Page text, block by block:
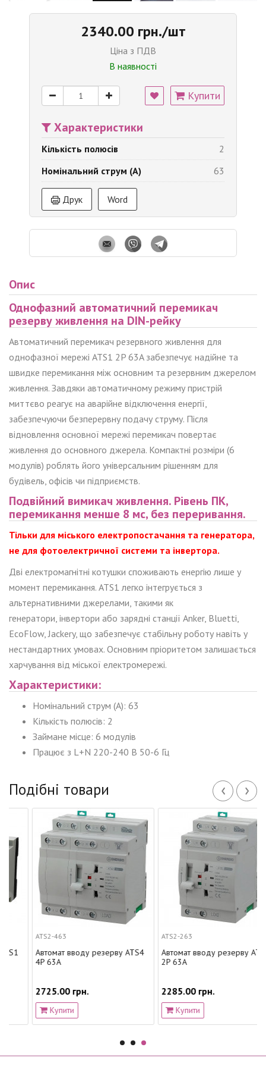
2340.00 грн./шт
Ціна з ПДВ
В наявності
Купити
Характеристики
Кількість полюсів
2
Номінальний струм (A)
63
Друк Word
Опис
Однофазний автоматичний перемикач
резерву живлення на DIN-рейку
Автоматичний перемикач резервного живлення для
однофазної мережі ATS1 2P 63A забезпечує надійне та
швидке перемикання між основним та резервним джерелом
живлення. Завдяки автоматичному режиму пристрій
миттєво реагує на аварійне відключення енергії,
забезпечуючи безперервну подачу струму. Після
відновлення основної мережі перемикач повертає
живлення до основного джерела. Компактні розміри (6
модулів) роблять його універсальним рішенням для
будівель, офісів чи підприємств.
Подвійний вимикач живлення. Рівень ПК,
перемикання менше 8 мс, без переривання.
Тільки для міського електропостачання та генератора,
не для фотоелектричної системи та інвертора.
Дві електромагнітні котушки споживають енергію лише у
момент перемикання. ATS1 легко інтегрується з
альтернативними джерелами, такими як
генератори, інвертори або зарядні станції Anker, Bluetti,
EcoFlow, Jackery, що забезпечує стабільну роботу навіть у
нестандартних умовах. Основним пріоритетом залишається
харчування від міської електромережі.
Характеристики:
Номінальний струм (A): 63
Кількість полюсів: 2
Займане місце: 6 модулів
Працює з L+N 220-240 В 50-6 Гц
Подібні товари ‹ ›
ATS2-463
Автомат вводу резерву ATS4
4P 63A
2725.00 грн.
Купити
ATS2-263
Автомат вводу резерву ATS2
2P 63A
2285.00 грн.
Купити